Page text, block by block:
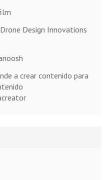
Design Innovations
a crear contenido para